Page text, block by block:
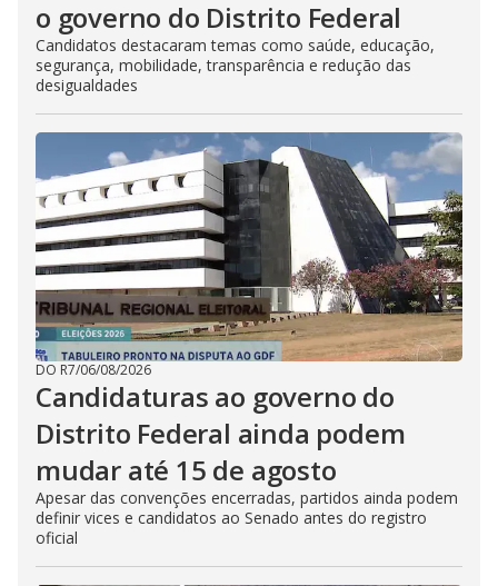
o governo do Distrito Federal
Candidatos destacaram temas como saúde, educação,
segurança, mobilidade, transparência e redução das
desigualdades
DO R7/06/08/2026
Candidaturas ao governo do
Distrito Federal ainda podem
mudar até 15 de agosto
Apesar das convenções encerradas, partidos ainda podem
definir vices e candidatos ao Senado antes do registro
oficial